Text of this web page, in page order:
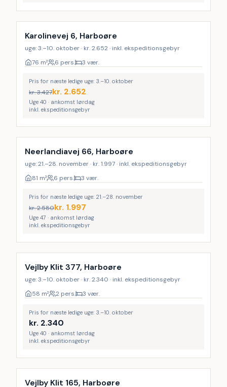
Karolinevej 6, Harboøre
uge: 3.–10. oktober · kr. 2.652 · inkl. ekspeditionsgebyr
76 m² 6 pers. 3 vær.
Pris for næste ledige uge: 3.–10. oktober
kr.3.427kr. 2.652
Uge 40 · ankomst lørdag
inkl. ekspeditionsgebyr
Neerlandiavej 66, Harboøre
uge: 21.–28. november · kr. 1.997 · inkl. ekspeditionsgebyr
81 m² 6 pers. 3 vær.
Pris for næste ledige uge: 21.–28. november
kr.2.580kr. 1.997
Uge 47 · ankomst lørdag
inkl. ekspeditionsgebyr
Vejlby Klit 377, Harboøre
uge: 3.–10. oktober · kr. 2.340 · inkl. ekspeditionsgebyr
58 m² 2 pers. 3 vær.
Pris for næste ledige uge: 3.–10. oktober
kr. 2.340
Uge 40 · ankomst lørdag
inkl. ekspeditionsgebyr
Vejlby Klit 165, Harboøre